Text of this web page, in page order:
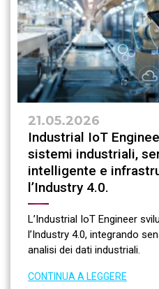
21.05.2026
Industrial IoT
sistemi industriali,
intelligente e
l’Industry 4.0.
L’Industrial IoT Engineer
l’Industry 4.0, integrando
analisi dei dati industriali.
CONTINUA A LEGGERE